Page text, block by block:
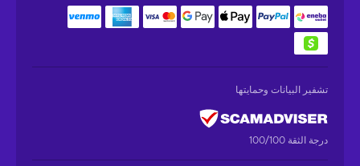
تشفير البيانات وحمايتها
درجة الثقة 100/100